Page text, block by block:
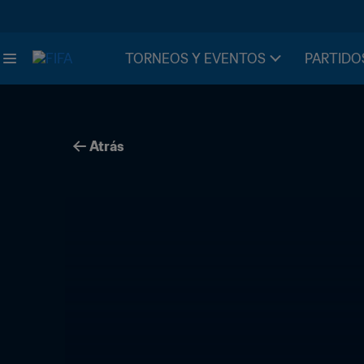
TORNEOS Y EVENTOS
Atrás